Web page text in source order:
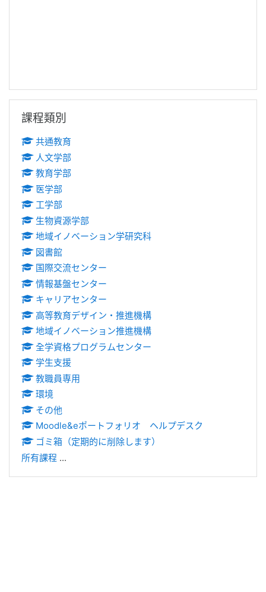
課程類別
共通教育
人文学部
教育学部
医学部
工学部
生物資源学部
地域イノベーション学研究科
図書館
国際交流センター
情報基盤センター
キャリアセンター
高等教育デザイン・推進機構
地域イノベーション推進機構
全学資格プログラムセンター
学生支援
教職員専用
環境
その他
Moodle&eポートフォリオ ヘルプデスク
ゴミ箱（定期的に削除します）
所有課程 ...